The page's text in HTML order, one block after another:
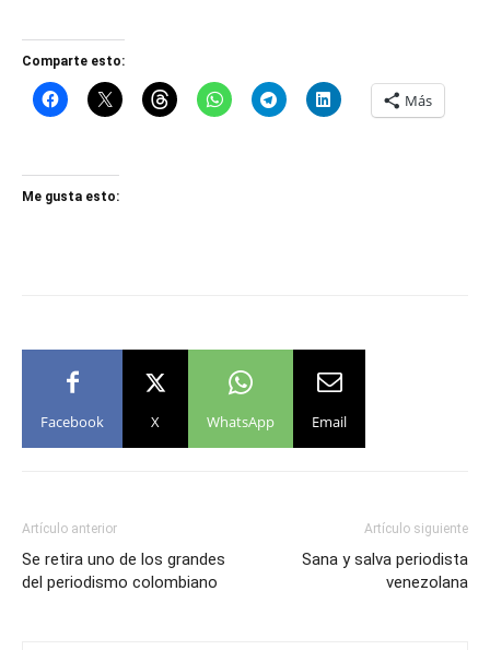
Comparte esto:
Más
Me gusta esto:
Facebook X WhatsApp Email
Artículo anterior
Se retira uno de los grandes
del periodismo colombiano
Artículo siguiente
Sana y salva periodista
venezolana